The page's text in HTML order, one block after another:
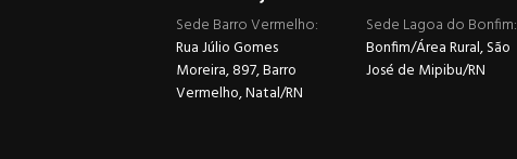
Sede Barro Vermelho:
Rua Júlio Gomes
Moreira, 897, Barro
Vermelho, Natal/RN
Sede Lagoa do Bonfim:
Bonfim/Área Rural, São
José de Mipibu/RN